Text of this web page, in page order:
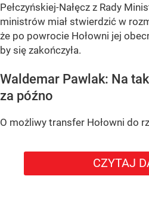
Pełczyńskiej-Nałęcz z Rady
ministrów miał stwierdzić w
że po powrocie Hołowni jej
by się zakończyła.
Waldemar Pawlak: Na
za późno
O możliwy transfer Hołowni do
CZYTAJ